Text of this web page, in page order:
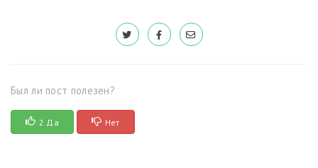
Был ли пост полезен?
2 Да Нет